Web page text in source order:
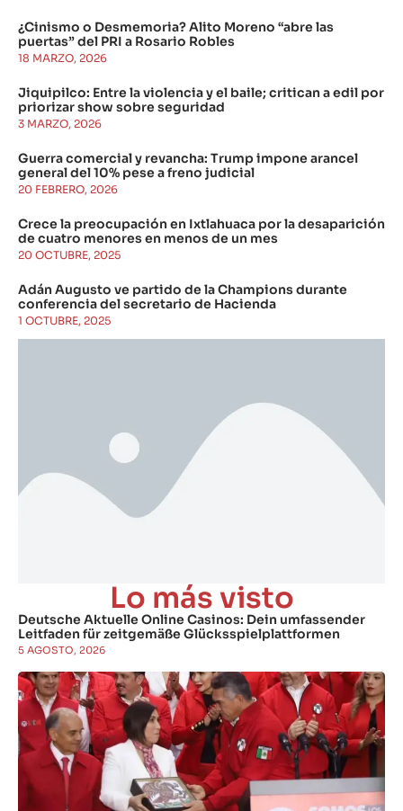
¿Cinismo o Desmemoria? Alito Moreno “abre las
puertas” del PRI a Rosario Robles
18 MARZO, 2026
Jiquipilco: Entre la violencia y el baile; critican a edil por
priorizar show sobre seguridad
3 MARZO, 2026
Guerra comercial y revancha: Trump impone arancel
general del 10% pese a freno judicial
20 FEBRERO, 2026
Crece la preocupación en Ixtlahuaca por la desaparición
de cuatro menores en menos de un mes
20 OCTUBRE, 2025
Adán Augusto ve partido de la Champions durante
conferencia del secretario de Hacienda
1 OCTUBRE, 2025
Lo más visto
Deutsche Aktuelle Online Casinos: Dein umfassender
Leitfaden für zeitgemäße Glücksspielplattformen
5 AGOSTO, 2026